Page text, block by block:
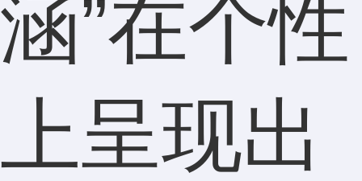
涵”在个性
上呈现出